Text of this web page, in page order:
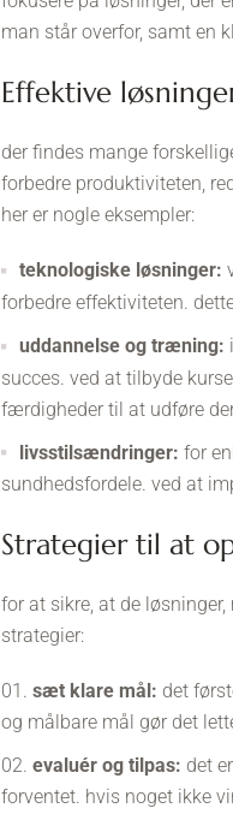
man står overfor, samt en
effektive
der findes mange
forbedre produktiviteten,
her er nogle eksempler:
teknologiske løsninger:
forbedre effektiviteten.
uddannelse og træning:
succes. ved at tilbyde
færdigheder til at udføre
livsstilsændringer: for
sundhedsfordele. ved at
strategier til at
for at sikre, at de
strategier:
sæt klare mål: det
og målbare mål gør det
evaluér og tilpas: det
forventet. hvis noget ikke